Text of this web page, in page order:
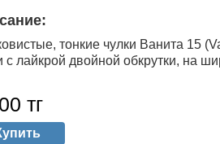
тонкие чулки Ванита 15
с лайкрой двойной обкрутки, на
тг